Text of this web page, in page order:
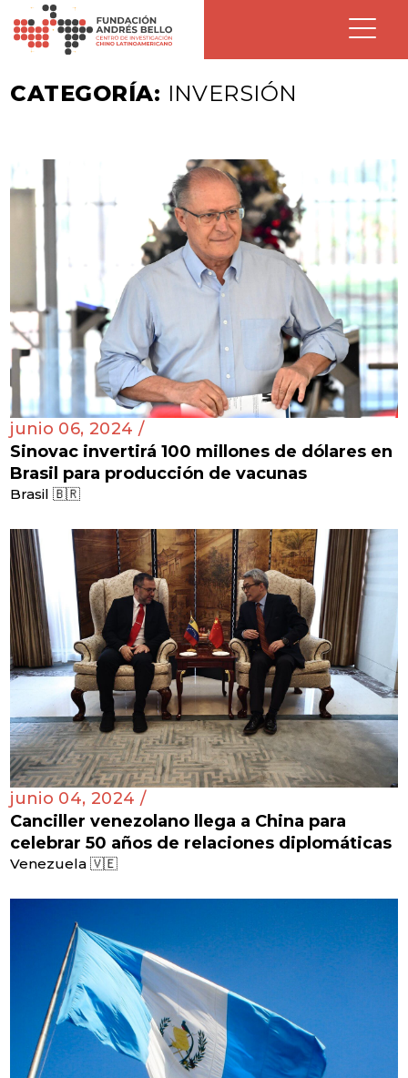
CATEGORÍA: INVERSIÓN
junio 06, 2024 /
Sinovac invertirá 100 millones de dólares en
Brasil para producción de vacunas
Brasil 🇧🇷
junio 04, 2024 /
Canciller venezolano llega a China para
celebrar 50 años de relaciones diplomáticas
Venezuela 🇻🇪